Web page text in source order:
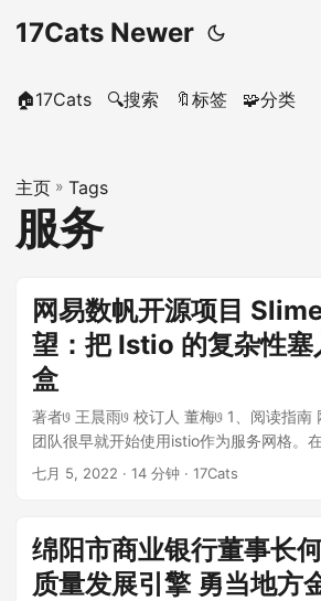
17Cats Newer
🏠17Cats 🔍搜索 🔖标签 🧩分类
主页 » Tags
服务
网易数帆开源项目
望：把 Istio 的复杂性塞
盒
著者𞓜 王晨雨𞓜 校订人 董梅𞓜 1、阅读指南
团队很早就开始使用istio作为服务网格。
发了多个istio外围...
七月 5, 2022 · 14 分钟 · 17Cats
绵阳市商业银行董事长
质量发展引擎 勇当地方